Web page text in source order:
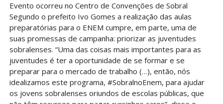
Evento ocorreu no Centro de Convenções de Sobral
Segundo o prefeito Ivo Gomes a realização das aulas
preparatórias para o ENEM cumpre, em parte, uma de
suas promessas de campanha: priorizar as juventudes
sobralenses. “Uma das coisas mais importantes para as
juventudes é ter a oportunidade de se formar e se
preparar para o mercado de trabalho (…), então, nós
idealizamos este programa, #SobralnoEnem, para ajudar
os jovens sobralenses oriundos de escolas públicas, que